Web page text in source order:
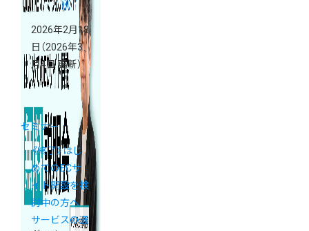
2026年2月18
日 （2026年3
月4日 更新）
セミナー
《終了》はじ
めてのECサ
イト開設を検
討中の方へ
サービスの選